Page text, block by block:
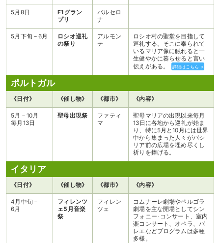
5月8日
F1グラン
プリ
バルセロ
ナ
5月下旬－6月
ロシオ巡礼
の祭り
アルモン
テ
ロシオ村の聖堂を目指して
巡礼する。そこに奉られて
いるマリア像に触れると一
生健やかに暮らせると言い
伝えがある。
詳細はこちら >
ポルトガル
《日付》 《催し物》 《都市》 《内容》
5月－10月
毎月13日
聖母出現祭
ファティ
マ
聖母マリアの出現以来毎月
13日に各地から巡礼が始ま
り、特に5月と10月には世界
中から集まった人々がバシ
リア前の広場を埋め尽くし
祈りを捧げる。
イタリア
《日付》 《催し物》 《都市》 《内容》
4月中旬－
6月
フィレンツ
ェ5月音楽
祭
フィレン
ツェ
コムナーレ劇場やペルゴラ
劇場を主な開場としてシン
フォニー･コンサート、室内
楽コンサート、オペラ、バ
レエなどプログラムは多種
多様。